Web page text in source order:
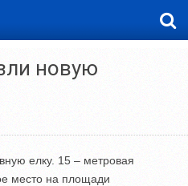
новую
елку. 15 – метровая
место на площади